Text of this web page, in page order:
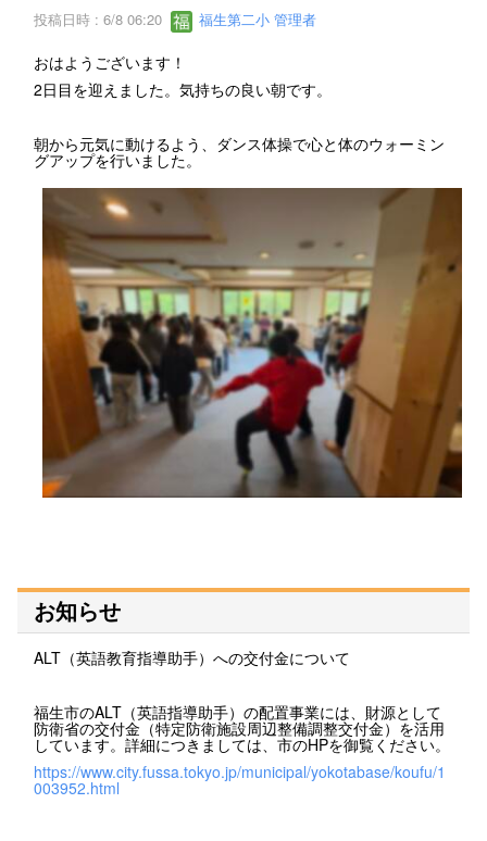
投稿日時 : 6/8 06:20 福生第二小 管理者
おはようございます！
2日目を迎えました。気持ちの良い朝です。
朝から元気に動けるよう、ダンス体操で心と体のウォーミン
グアップを行いました。
お知らせ
ALT（英語教育指導助手）への交付金について
福生市のALT（英語指導助手）の配置事業には、財源として
防衛省の交付金（特定防衛施設周辺整備調整交付金）を活用
しています。詳細につきましては、市のHPを御覧ください。
https://www.city.fussa.tokyo.jp/municipal/yokotabase/koufu/1
003952.html